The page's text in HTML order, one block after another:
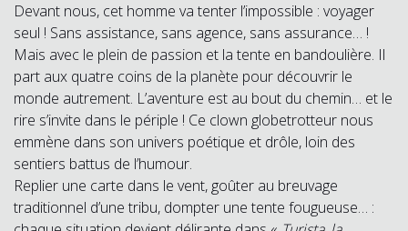
Devant nous, cet homme va tenter l’impossible : voyager
seul ! Sans assistance, sans agence, sans assurance… !
Mais avec le plein de passion et la tente en bandoulière. Il
part aux quatre coins de la planète pour découvrir le
monde autrement. L’aventure est au bout du chemin… et le
rire s’invite dans le périple ! Ce clown globetrotteur nous
emmène dans son univers poétique et drôle, loin des
sentiers battus de l’humour.
Replier une carte dans le vent, goûter au breuvage
traditionnel d’une tribu, dompter une tente fougueuse… :